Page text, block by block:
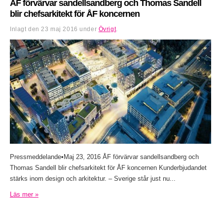
ÅF förvärvar sandellsandberg och Thomas Sandell
blir chefsarkitekt för ÅF koncernen
Inlagt den23 maj 2016 under Övrigt.
Pressmeddelande•Maj 23, 2016 ÅF förvärvar sandellsandberg och
Thomas Sandell blir chefsarkitekt för ÅF koncernen Kunderbjudandet
stärks inom design och arkitektur. – Sverige står just nu...
Läs mer »